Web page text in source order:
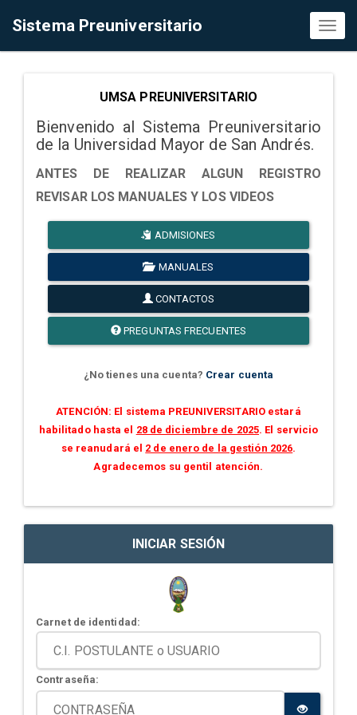
Sistema Preuniversitario
UMSA PREUNIVERSITARIO
Bienvenido al Sistema Preuniversitario
de la Universidad Mayor de San Andrés.
ANTES DE REALIZAR ALGUN REGISTRO
REVISAR LOS MANUALES Y LOS VIDEOS
ADMISIONES
MANUALES
CONTACTOS
PREGUNTAS FRECUENTES
¿No tienes una cuenta? Crear cuenta
ATENCIÓN: El sistema PREUNIVERSITARIO estará
habilitado hasta el 28 de diciembre de 2025. El servicio
se reanudará el 2 de enero de la gestión 2026.
Agradecemos su gentil atención.
INICIAR SESIÓN
Carnet de identidad:
Contraseña: